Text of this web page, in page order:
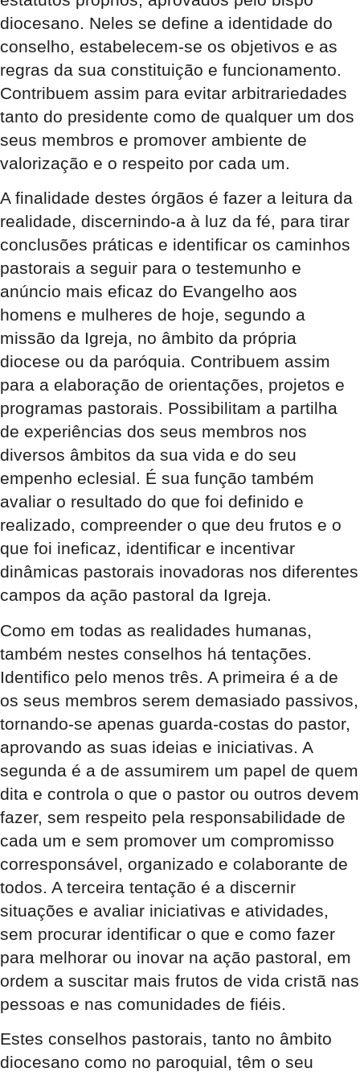
diocesano. Neles se define a identidade do
conselho, estabelecem-se os objetivos e as
regras da sua constituição e funcionamento.
Contribuem assim para evitar arbitrariedades
tanto do presidente como de qualquer um dos
seus membros e promover ambiente de
valorização e o respeito por cada um.
A finalidade destes órgãos é fazer a leitura da
realidade, discernindo-a à luz da fé, para tirar
conclusões práticas e identificar os caminhos
pastorais a seguir para o testemunho e
anúncio mais eficaz do Evangelho aos
homens e mulheres de hoje, segundo a
missão da Igreja, no âmbito da própria
diocese ou da paróquia. Contribuem assim
para a elaboração de orientações, projetos e
programas pastorais. Possibilitam a partilha
de experiências dos seus membros nos
diversos âmbitos da sua vida e do seu
empenho eclesial. É sua função também
avaliar o resultado do que foi definido e
realizado, compreender o que deu frutos e o
que foi ineficaz, identificar e incentivar
dinâmicas pastorais inovadoras nos diferentes
campos da ação pastoral da Igreja.
Como em todas as realidades humanas,
também nestes conselhos há tentações.
Identifico pelo menos três. A primeira é a de
os seus membros serem demasiado passivos,
tornando-se apenas guarda-costas do pastor,
aprovando as suas ideias e iniciativas. A
segunda é a de assumirem um papel de quem
dita e controla o que o pastor ou outros devem
fazer, sem respeito pela responsabilidade de
cada um e sem promover um compromisso
corresponsável, organizado e colaborante de
todos. A terceira tentação é a discernir
situações e avaliar iniciativas e atividades,
sem procurar identificar o que e como fazer
para melhorar ou inovar na ação pastoral, em
ordem a suscitar mais frutos de vida cristã nas
pessoas e nas comunidades de fiéis.
Estes conselhos pastorais, tanto no âmbito
diocesano como no paroquial, têm o seu